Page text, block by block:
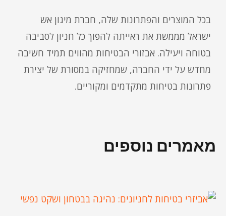
בכל המוצרים והפתרונות שלה, חברת מיגון אש
ישראל מממשת את ראייתה להפוך כל חניון לסביבה
בטוחה ויעילה. אבזורי הבטיחות מהווים תמיד חשיבה
מחדש על ידי החברה, שמחזיקה במסורת של יצירת
פתרונות בטיחות מתקדמים ומקוריים.
מאמרים נוספים